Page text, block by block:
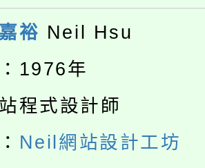
語及新住民語歌
校115學年度第
)教師甄選結果(
校115學年度第
國文化大學推廣
》溝通分析基
生活教案入校路
食農教育專業人
裕 Neil Hsu
1976年
程式設計師
Neil網站設計工坊